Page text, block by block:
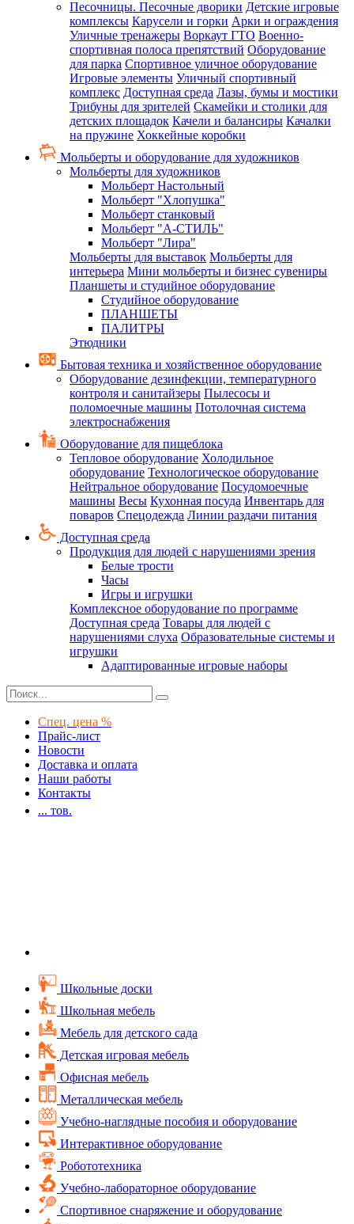
Песочницы. Песочные дворики Детские игровые
комплексы Карусели и горки Арки и ограждения
Уличные тренажеры Воркаут ГТО Военно-
спортивная полоса препятствий Оборудование
для парка Спортивное уличное оборудование
Игровые элементы Уличный спортивный
комплекс Доступная среда Лазы, бумы и мостики
Трибуны для зрителей Скамейки и столики для
детских площадок Качели и балансиры Качалки
на пружине Хоккейные коробки
Мольберты и оборудование для художников
Мольберты для художников
Мольберт Настольный
Мольберт "Хлопушка"
Мольберт станковый
Мольберт "А-СТИЛЬ"
Мольберт "Лира"
Мольберты для выставок Мольберты для
интерьера Мини мольберты и бизнес сувениры
Планшеты и студийное оборудование
Студийное оборудование
ПЛАНШЕТЫ
ПАЛИТРЫ
Этюдники
Бытовая техника и хозяйственное оборудование
Оборудование дезинфекции, температурного
контроля и санитайзеры Пылесосы и
поломоечные машины Потолочная система
электроснабжения
Оборудование для пищеблока
Тепловое оборудование Холодильное
оборудование Технологическое оборудование
Нейтральное оборудование Посудомоечные
машины Весы Кухонная посуда Инвентарь для
поваров Спецодежда Линии раздачи питания
Доступная среда
Продукция для людей с нарушениями зрения
Белые трости
Часы
Игры и игрушки
Комплексное оборудование по программе
Доступная среда Товары для людей с
нарушениями слуха Образовательные системы и
игрушки
Адаптированные игровые наборы
Спец. цена %
Прайс-лист
Новости
Доставка и оплата
Наши работы
Контакты
... тов.
Школьные доски
Школьная мебель
Мебель для детского сада
Детская игровая мебель
Офисная мебель
Металлическая мебель
Учебно-наглядные пособия и оборудование
Интерактивное оборудование
Робототехника
Учебно-лабораторное оборудование
Спортивное снаряжение и оборудование